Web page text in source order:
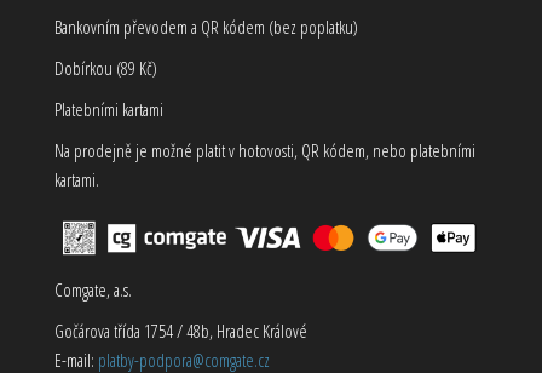
Bankovním převodem a QR kódem (bez poplatku)
Dobírkou (89 Kč)
Platebními kartami
Na prodejně je možné platit v hotovosti, QR kódem, nebo platebními
kartami.
Comgate, a.s.
Gočárova třída 1754 / 48b, Hradec Králové
E-mail: platby-podpora@comgate.cz